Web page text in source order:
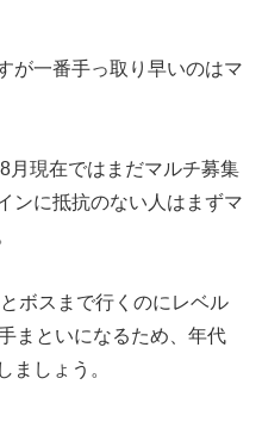
が一番手っ取り早いのはマ
月現在ではまだマルチ募集
ンに抵抗のない人はまずマ
ボスまで行くのにレベル
まといになるため、年代
ましょう。